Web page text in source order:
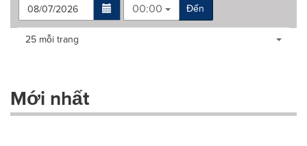
00:00
Đến
Making
these
dropdown
will
Items per page:
25 mỗi trang
Mới nhất